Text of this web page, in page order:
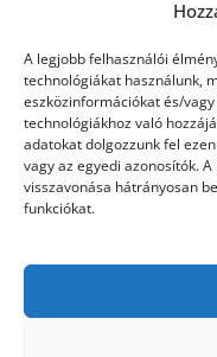
A legjobb felhasználói
technológiákat használunk,
eszközinformációkat és/
technológiákhoz való
adatokat dolgozzunk fel
vagy az egyedi azonosítók.
visszavonása hátrányosan
funkciókat.
Krasznai Tünde Like LiL C.
Nagy Feró Oláh Gergő
Cowell Szabó Dávid
Tarány Tamás Tóth Gabi
Kati X-factor X-
X-Faktor válogatás